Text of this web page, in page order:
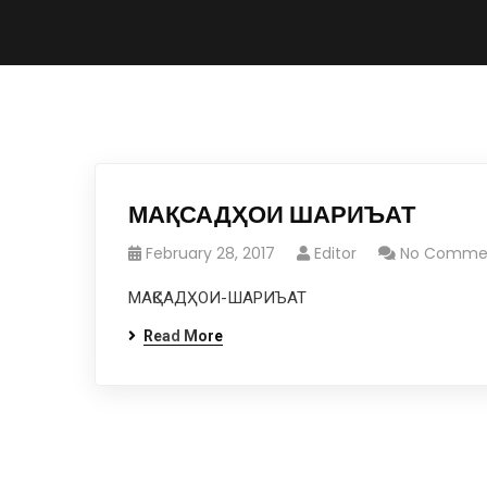
МАҚСАДҲОИ ШАРИЪАТ
February 28, 2017 Editor No
МАҚСАДҲОИ-ШАРИЪАТ
Read More